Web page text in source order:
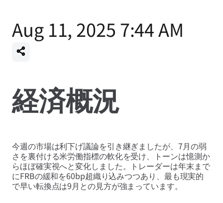
Aug 11, 2025 7:44 AM
経済概況
今週の市場は利下げ議論を引き継ぎましたが、7月の弱
さを裏付ける米労働指標の軟化を受け、トーンは憶測か
らほぼ確実視へと変化しました。トレーダーは年末まで
にFRBの緩和を60bp超織り込みつつあり、最も現実的
で早い転換点は9月との見方が強まっています。